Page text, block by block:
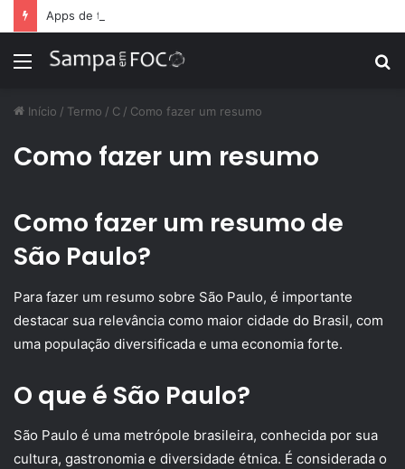
Menu
Início / Termo / C / Como fazer um resumo
Como fazer um resumo
Como fazer um resumo de
São Paulo?
Para fazer um resumo sobre São Paulo, é importante
destacar sua relevância como maior cidade do Brasil, com
uma população diversificada e uma economia forte.
O que é São Paulo?
São Paulo é uma metrópole brasileira, conhecida por sua
cultura, gastronomia e diversidade étnica. É considerada o